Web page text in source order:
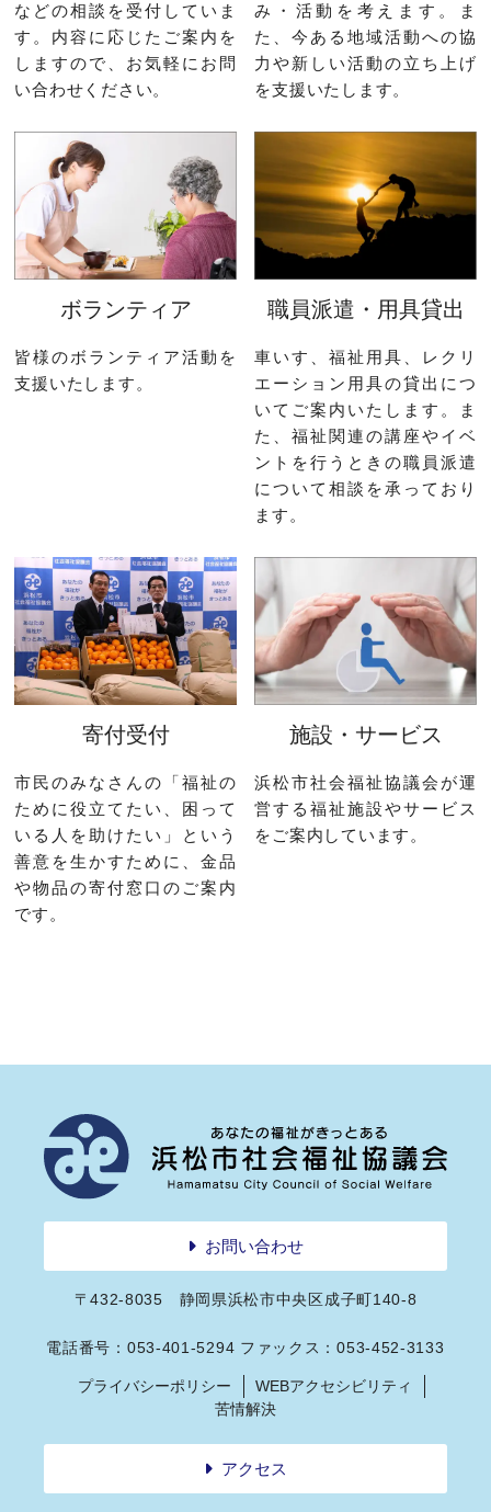
などの相談を受付していま
す。内容に応じたご案内を
しますので、お気軽にお問
い合わせください。
み・活動を考えます。ま
た、今ある地域活動への協
力や新しい活動の立ち上げ
を支援いたします。
ボランティア
皆様のボランティア活動を
支援いたします。
職員派遣・用具貸出
車いす、福祉用具、レクリ
エーション用具の貸出につ
いてご案内いたします。ま
た、福祉関連の講座やイベ
ントを行うときの職員派遣
について相談を承っており
ます。
寄付受付
市民のみなさんの「福祉の
ために役立てたい、困って
いる人を助けたい」という
善意を生かすために、金品
や物品の寄付窓口のご案内
です。
施設・サービス
浜松市社会福祉協議会が運
営する福祉施設やサービス
をご案内しています。
お問い合わせ
〒432-8035 静岡県浜松市中央区成子町140-8
電話番号：053-401-5294 ファックス：053-452-3133
プライバシーポリシー
WEBアクセシビリティ
苦情解決
アクセス